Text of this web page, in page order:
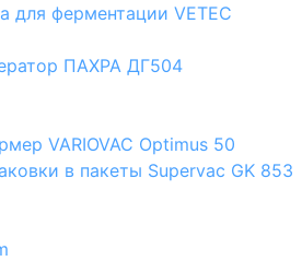
для ферментации VETEC
ПАХРА ДГ504
VARIOVAC Optimus 50
в пакеты Supervac GK 853